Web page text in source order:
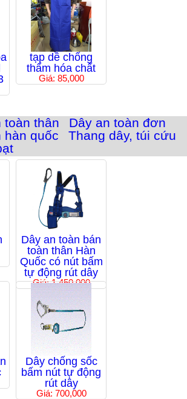
tạp dề chống
thấm hóa chất
Giá: 85,000
toàn thân
Dây an toàn đơn
hàn quốc
Thang dây, túi cứu
Dây an toàn bán
toàn thân Hàn
Quốc có nút bấm
tự động rút dây
Giá: 1,450,000
Dây chống sốc
bấm nút tự động
rút dây
Giá: 700,000